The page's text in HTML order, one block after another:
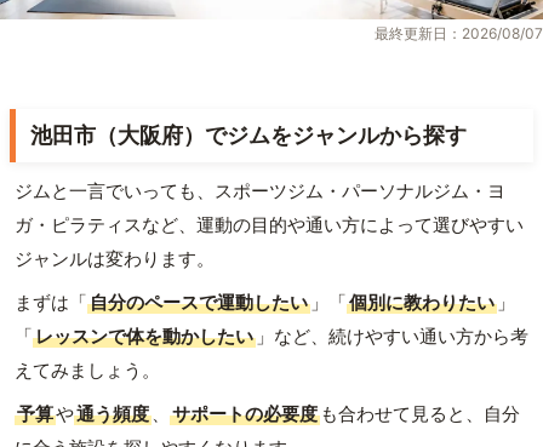
最終更新日：2026/08/07
池田市（大阪府）でジムをジャンルから探す
ジムと一言でいっても、スポーツジム・パーソナルジム・ヨ
ガ・ピラティスなど、運動の目的や通い方によって選びやすい
ジャンルは変わります。
まずは「自分のペースで運動したい 」「個別に教わりたい 」
「レッスンで体を動かしたい 」など、続けやすい通い方から考
えてみましょう。
予算や通う頻度 、 サポートの必要度 も合わせて見ると、自分